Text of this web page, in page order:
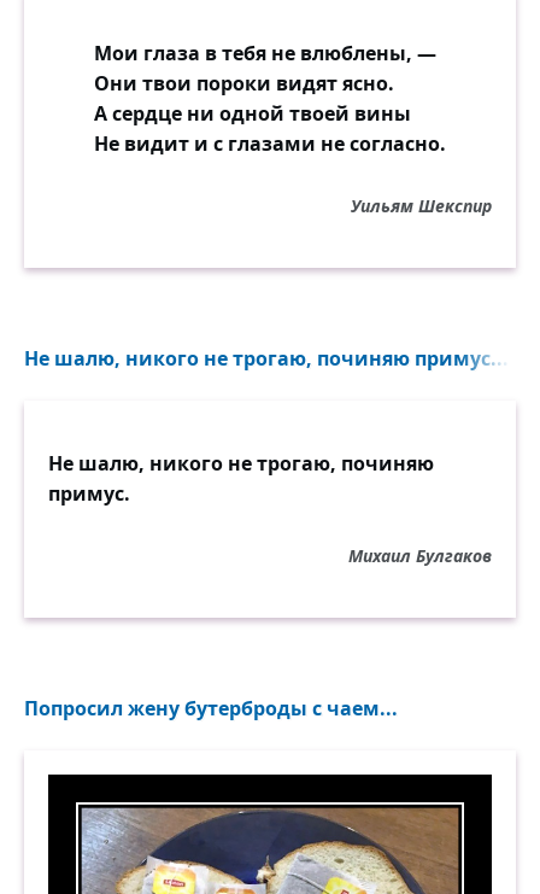
Мои глаза в тебя не влюблены, —
Они твои пороки видят ясно.
А сердце ни одной твоей вины
Не видит и с глазами не согласно.
Уильям Шекспир
Не шалю, никого не трогаю, починяю примус...
Не шалю, никого не трогаю, починяю
примус.
Михаил Булгаков
Попросил жену бутерброды с чаем...